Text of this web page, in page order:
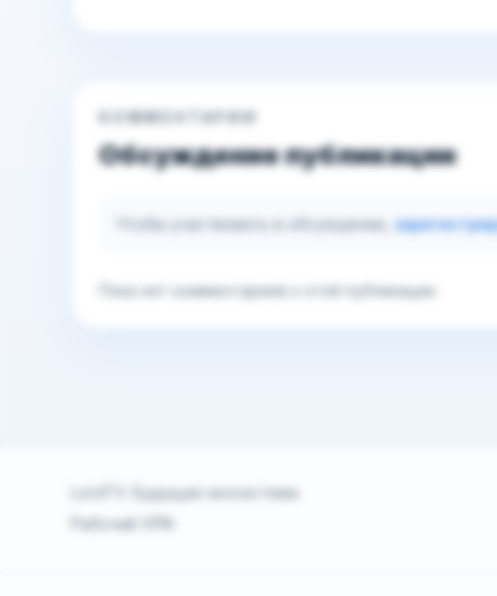
КОММЕНТАРИИ
Обсуждение публикации
Чтобы участвовать в обсуждении,
Пока нет комментариев к этой публикации.
LordTV. Будущая экосистема
Рабочий VPN